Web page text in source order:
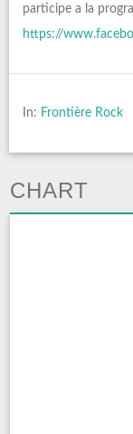
participe a la
https://
In: Frontière Rock
CHART